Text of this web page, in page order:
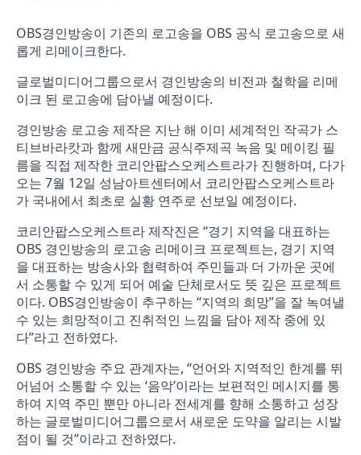
OBS경인방송이 기존의 로고송을 OBS 공식 로고송으로 새
롭게 리메이크한다.
글로벌미디어그룹으로서 경인방송의 비전과 철학을 리메
이크 된 로고송에 담아낼 예정이다.
경인방송 로고송 제작은 지난 해 이미 세계적인 작곡가 스
티브바라캇과 함께 새만금 공식주제곡 녹음 및 메이킹 필
름을 직접 제작한 코리안팝스오케스트라가 진행하며, 다가
오는 7월 12일 성남아트센터에서 코리안팝스오케스트라
가 국내에서 최초로 실황 연주로 선보일 예정이다.
코리안팝스오케스트라 제작진은 “경기 지역을 대표하는
OBS 경인방송의 로고송 리메이크 프로젝트는, 경기 지역
을 대표하는 방송사와 협력하여 주민들과 더 가까운 곳에
서 소통할 수 있게 되어 예술 단체로서도 뜻 깊은 프로젝트
이다. OBS경인방송이 추구하는 “지역의 희망”을 잘 녹여낼
수 있는 희망적이고 진취적인 느낌을 담아 제작 중에 있
다”라고 전하였다.
OBS 경인방송 주요 관계자는, “언어와 지역적인 한계를 뛰
어넘어 소통할 수 있는 ‘음악’이라는 보편적인 메시지를 통
하여 지역 주민 뿐만 아니라 전세계를 향해 소통하고 성장
하는 글로벌미디어그룹으로서 새로운 도약을 알리는 시발
점이 될 것”이라고 전하였다.